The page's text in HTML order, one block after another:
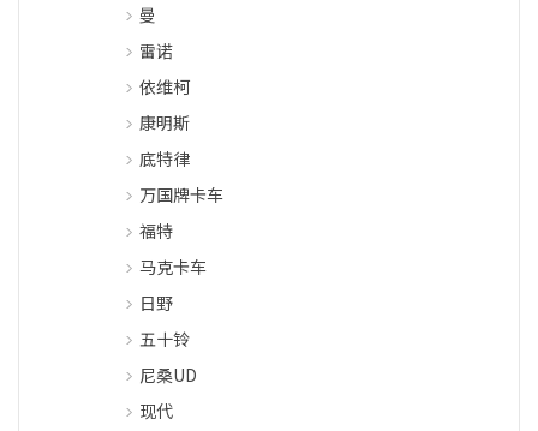
曼
雷诺
依维柯
康明斯
底特律
万国牌卡车
福特
马克卡车
日野
五十铃
尼桑UD
现代